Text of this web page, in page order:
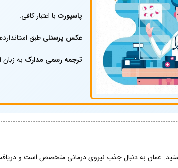
پاسپورتبا اعتبار کافی.
عکس پرسنلی طبق
ترجمه رسمی مدارک به
عمان به دنبال جذب نیروی درمانی متخصص است و